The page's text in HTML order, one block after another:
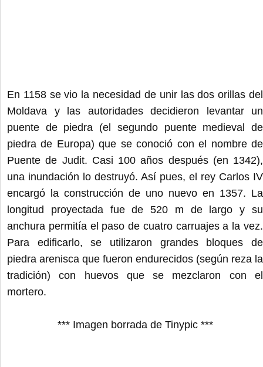
En 1158 se vio la necesidad de unir las dos orillas del
Moldava y las autoridades decidieron levantar un
puente de piedra (el segundo puente medieval de
piedra de Europa) que se conoció con el nombre de
Puente de Judit. Casi 100 años después (en 1342),
una inundación lo destruyó. Así pues, el rey Carlos IV
encargó la construcción de uno nuevo en 1357. La
longitud proyectada fue de 520 m de largo y su
anchura permitía el paso de cuatro carruajes a la vez.
Para edificarlo, se utilizaron grandes bloques de
piedra arenisca que fueron endurecidos (según reza la
tradición) con huevos que se mezclaron con el
mortero.
*** Imagen borrada de Tinypic ***